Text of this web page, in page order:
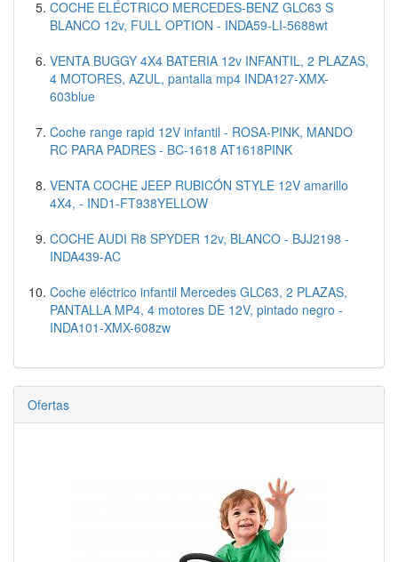
COCHE ELÉCTRICO MERCEDES-BENZ GLC63 S
BLANCO 12v, FULL OPTION - INDA59-LI-5688wt
VENTA BUGGY 4X4 BATERIA 12v INFANTIL, 2 PLAZAS,
4 MOTORES, AZUL, pantalla mp4 INDA127-XMX-
603blue
Coche range rapid 12V infantil - ROSA-PINK, MANDO
RC PARA PADRES - BC-1618 AT1618PINK
VENTA COCHE JEEP RUBICÓN STYLE 12V amarillo
4X4, - IND1-FT938YELLOW
COCHE AUDI R8 SPYDER 12v, BLANCO - BJJ2198 -
INDA439-AC
Coche eléctrico infantil Mercedes GLC63, 2 PLAZAS,
PANTALLA MP4, 4 motores DE 12V, pintado negro -
INDA101-XMX-608zw
Ofertas